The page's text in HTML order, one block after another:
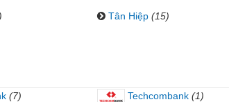
Tân Hiệp (15)
(7) Techcombank (1)